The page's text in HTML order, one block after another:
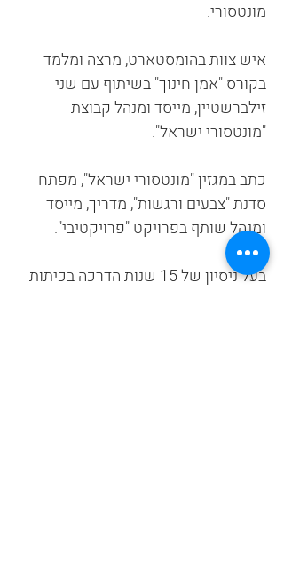
מונטסורי.
איש צוות בהומסטארט, מרצה ומלמד
בקורס "אמן חינוך" בשיתוף עם שני
זילברשטיין, מייסד ומנהל קבוצת
"מונטסורי ישראל".
כתב במגזין "מונטסורי ישראל", מפתח
סדנת "צבעים ורגשות", מדריך, מייסד
ומנהל שותף בפרויקט "פרויקטיבי".
בעל ניסיון של 15 שנות הדרכה בכיתות